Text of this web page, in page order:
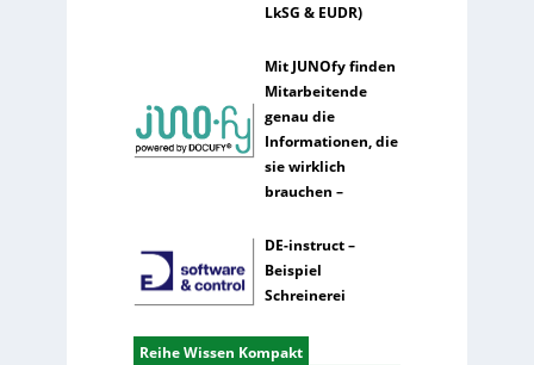
LkSG & EUDR)
Mit JUNOfy finden
Mitarbeitende
genau die
Informationen, die
sie wirklich
brauchen –
DE-instruct –
Beispiel
Schreinerei
Reihe Wissen Kompakt